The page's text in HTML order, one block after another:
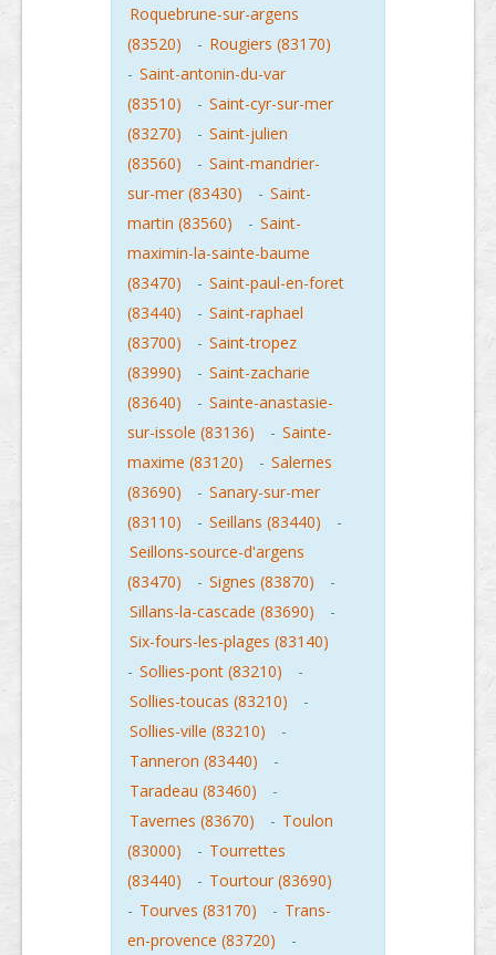
Roquebrune-sur-argens
(83520)
- Rougiers (83170)
- Saint-antonin-du-var
(83510)
- Saint-cyr-sur-mer
(83270)
- Saint-julien
(83560)
- Saint-mandrier-
sur-mer (83430)
- Saint-
martin (83560)
- Saint-
maximin-la-sainte-baume
(83470)
- Saint-paul-en-foret
(83440)
- Saint-raphael
(83700)
- Saint-tropez
(83990)
- Saint-zacharie
(83640)
- Sainte-anastasie-
sur-issole (83136)
- Sainte-
maxime (83120)
- Salernes
(83690)
- Sanary-sur-mer
(83110)
- Seillans (83440)
-
Seillons-source-d'argens
(83470)
- Signes (83870)
-
Sillans-la-cascade (83690)
-
Six-fours-les-plages (83140)
- Sollies-pont (83210)
-
Sollies-toucas (83210)
-
Sollies-ville (83210)
-
Tanneron (83440)
-
Taradeau (83460)
-
Tavernes (83670)
- Toulon
(83000)
- Tourrettes
(83440)
- Tourtour (83690)
- Tourves (83170) - Trans-
en-provence (83720)
-